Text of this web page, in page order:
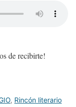
de recibirte!
, Rincón literario